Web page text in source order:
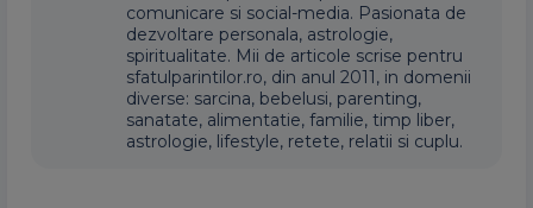
comunicare si social-media. Pasionata de
dezvoltare personala, astrologie,
spiritualitate. Mii de articole scrise pentru
sfatulparintilor.ro, din anul 2011, in domenii
diverse: sarcina, bebelusi, parenting,
sanatate, alimentatie, familie, timp liber,
astrologie, lifestyle, retete, relatii si cuplu.